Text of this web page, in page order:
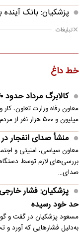
پزشکیان: بانک
شکل بگیرد، بسته شد
پزشکیان: در
مواجه بودیم
معاون مرکز شرکت‌های
مسیر رقابت‌پذیری
سنتکام: به محاصره
مصر خواستار تدوین
امنیت منطقه شد
انفجار در حومه
گذاشت
تبلیغات
خط داغ
کالابرگ مرداد حدود ۴۰‌ میلیون نفر شارژ شد
معاون رفاه وزارت تعاون، کار
میلیون و ۵۰۰ هزار نفر از مردم اعتبار تیر خود را استفاده…
منشأ صدای
معاون سیاسی، امنیتی و
بررسی‌های لازم توسط
صدای…
پزشکیان: فشار
حد خود رسیده
مسعود پزشکیان در گفت و
به‌دلیل فشارهایی که آورد و